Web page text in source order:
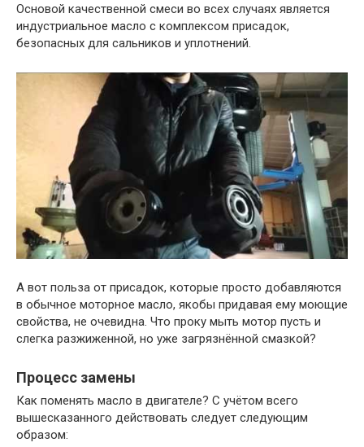
Основой качественной смеси во всех случаях является
индустриальное масло с комплексом присадок,
безопасных для сальников и уплотнений.
А вот польза от присадок, которые просто добавляются
в обычное моторное масло, якобы придавая ему моющие
свойства, не очевидна. Что проку мыть мотор пусть и
слегка разжиженной, но уже загрязнённой смазкой?
Процесс замены
Как поменять масло в двигателе? С учётом всего
вышесказанного действовать следует следующим
образом: